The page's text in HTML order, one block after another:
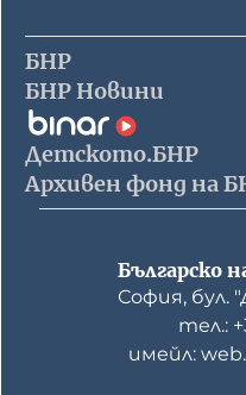
БНР
БНР Новини
Детското.БНР
Архивен фонд на
Българско
София, бул.
тел.:
имейл: